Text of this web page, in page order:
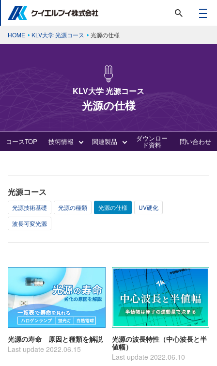
HOME KLV大学 光源コース 光源の仕様
KLV大学 光源コース
光源の仕様
コースTOP 技術情報 関連製品 ダウンロー
ド資料 問い合わせ
光源コース
光源技術基礎 光源の種類 光源の仕様
UV硬化
波長可変光源
光源の寿命 原因と種類を解説
Last update 2022.06.15
光源の波長特性（中心波長と半
値幅）
Last update 2022.06.10